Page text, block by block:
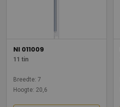
NI 011009
11 tin
Breedte: 7
Hoogte: 20,6